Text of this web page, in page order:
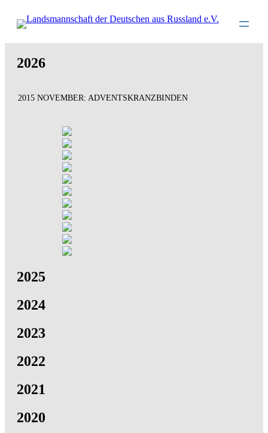
zum
Inhalt
wechseln
2026
2015 NOVEMBER: ADVENTSKRANZBINDEN
2025
2024
2023
2022
2021
2020